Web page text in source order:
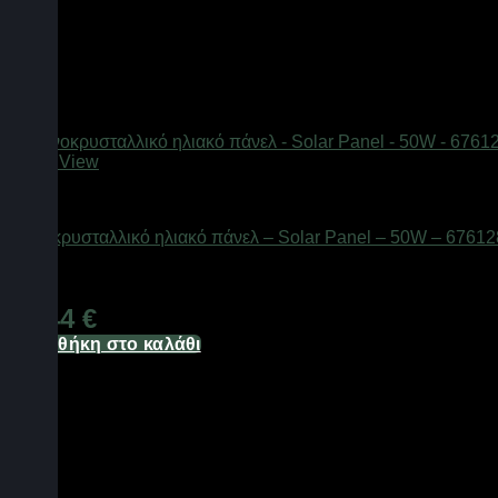
Quick View
Μονοκρυσταλλικό ηλιακό πάνελ – Solar Panel – 50W –
69,44 €
Προσθήκη στο καλάθι